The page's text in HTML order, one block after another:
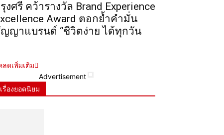
งศรี คว้ารางวัล Brand Experience
Award ตอกย้ำคำมั่น
ญาแบรนด์ “ชีวิตง่าย ได้ทุกวัน
ลดเพิ่มเติม
Advertisement
เรื่องยอดนิยม